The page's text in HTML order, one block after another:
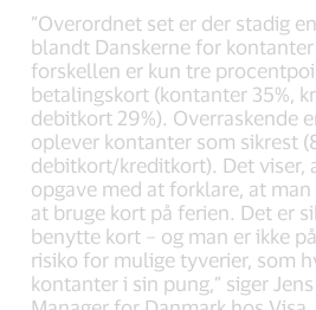
”Overordnet set er der stadig
blandt Danskerne for
forskellen er kun tre
betalingskort (kontanter 35%,
debitkort 29%). Overraskende
oplever kontanter som sikrest
debitkort/kreditkort). Det viser,
opgave med at forklare, at
at bruge kort på ferien. Det er
benytte kort – og man er ikke
risiko for mulige tyverier, som
kontanter i sin pung,” siger